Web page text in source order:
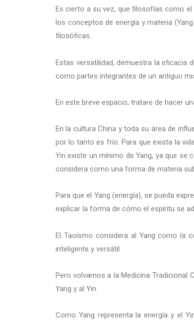
Es cierto a su vez, que filosofías como
los conceptos de energía y materia
filosóficas.
Estas versatilidad, demuestra la eficacia
como partes integrantes de un antiguo
En este breve espacio, tratare de hacer
En la cultura China y toda su área de
por lo tanto es frío. Para que exista la
Yin existe un mínimo de Yang, ya que se
considera como una forma de materia
Para que el Yang (energía), se pueda
explicar la forma de cómo el espíritu se
El Taoísmo considera al Yang como la
inteligente y versátil.
Pero volvamos a la Medicina
Yang y al Yin.
Como Yang representa la energía y el